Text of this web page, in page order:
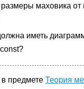
маховика от
иметь
const?
предмете Теория